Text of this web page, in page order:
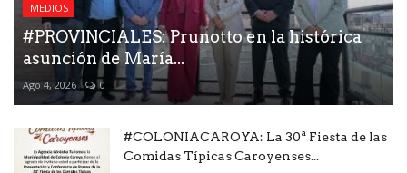
MEDIOS
#PROVINCIALES: Prunotto en la histórica
asunción de María...
Ago 4, 2026 0
#COLONIACAROYA: La 30ª Fiesta de las
Comidas Típicas Caroyenses...